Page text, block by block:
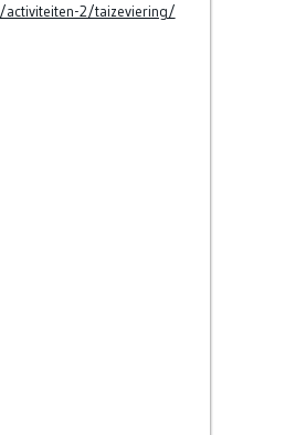
2/taizeviering/